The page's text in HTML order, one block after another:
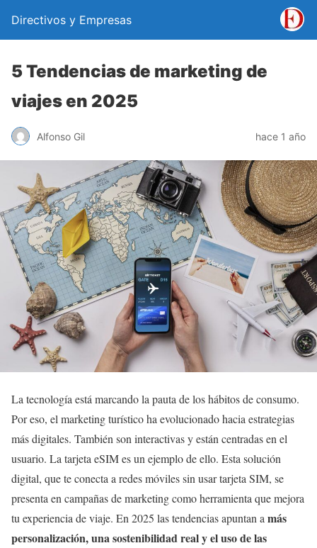
Directivos y Empresas
5 Tendencias de marketing de
viajes en 2025
Alfonso Gil hace 1 año
La tecnología está marcando la pauta de los hábitos de consumo.
Por eso, el marketing turístico ha evolucionado hacia estrategias
más digitales. También son interactivas y están centradas en el
usuario. La tarjeta eSIM es un ejemplo de ello. Esta solución
digital, que te conecta a redes móviles sin usar tarjeta SIM, se
presenta en campañas de marketing como herramienta que mejora
tu experiencia de viaje. En 2025 las tendencias apuntan a más
personalización, una sostenibilidad real y el uso de las